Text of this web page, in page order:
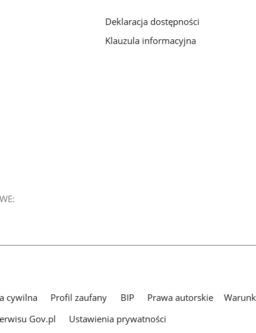
Deklaracja dostępności
Klauzula informacyjna
cywilna Profil zaufany BIP Prawa autorskie
Gov.pl
Ustawienia prywatności